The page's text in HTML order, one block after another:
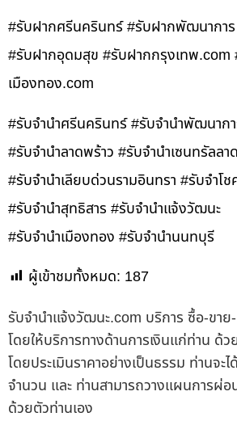
#รับฝากศรีนครินทร์ #รับฝากพัฒนาการ
#รับฝากอุดมสุข #รับฝากกรุงเทพ.com
เมืองทอง.com
#รับจำนำศรีนครินทร์ #รับจำนำพัฒนาก
#รับจำนำลาดพร้าว #รับจำนำเซนทรัลลา
#รับจำนำเลียบด่วนรามอินทรา #รับจำโ
#รับจำนำสุทธิสาร #รับจำนำแจ้งวัฒนะ
#รับจำนำเมืองทอง #รับจำนำนนทบุรี
ผู้เข้าชมทั้งหมด: 187
รับจํานําแจ้งวัฒนะ.com บริการ ซื้อ-ขาย
โดยให้บริการทางด้านการเงินแก่ท่าน ด้ว
โดยประเมินราคาอย่างเป็นธรรม ท่านจะ
จำนวน และ ท่านสามารถวางแผนการผ่อ
ด้วยตัวท่านเอง